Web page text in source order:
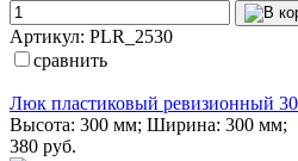
Артикул: PLR_2530
сравнить
Люк пластиковый ревизионный
Высота: 300 мм; Ширина: 300 мм;
380 руб.